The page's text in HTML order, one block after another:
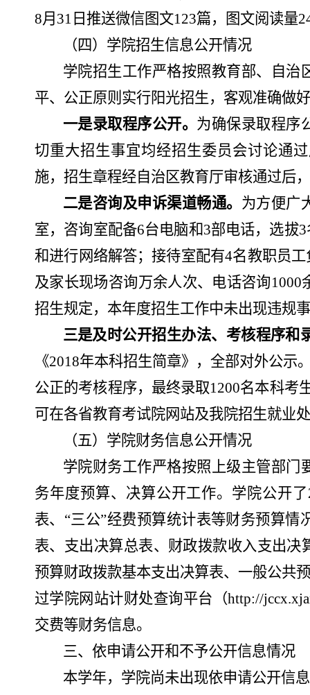
8月31日推送微信图文123篇， 图文阅读量
（四） 学院招生信息公开情况
学院招生工作严格按照教育部、自治
平、公正原则实行阳光招生， 客观准确做
一是录取程序公开。 为确保录取程序
切重大招生事宜均经招生委员会讨论通
施，招生章程经自治区教育厅审核通过后
二是咨询及申诉渠道畅通。 为方便广
室，咨询室配备6台电脑和3部电话，选拔
和进行网络解答；接待室配有4名教职员
及家长现场咨询万余人次、电话咨询1000
招生规定，本年度招生工作中未出现违规
三是及时公开招生办法、考核程序和
《2018年本科招生简章》，全部对外公示
公正的考核程序，最终录取1200名本科考
可在各省教育考试院网站及我院招生就业
（五） 学院财务信息公开情况
学院财务工作严格按照上级主管部门
务年度预算、决算公开工作。学院公开了
表、“三公”经费预算统计表等财务预算情
表、支出决算总表、财政拨款收入支出
预算财政拨款基本支出决算表、一般公共
过学院网站计财处查询平台（http://
交费等财务信息。
三、依申请公开和不予公开信息情况
本学年， 学院尚未出现依申请公开信